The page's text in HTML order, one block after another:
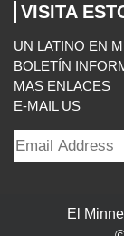
VISITA
UN LATINO EN
BOLETÍN
MAS ENLACES
E-MAIL US
El